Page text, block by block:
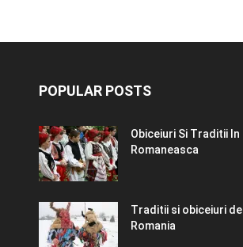
POPULAR POSTS
Obiceiuri Si Traditii In
Romaneasca
Traditii si obiceiuri de
Romania